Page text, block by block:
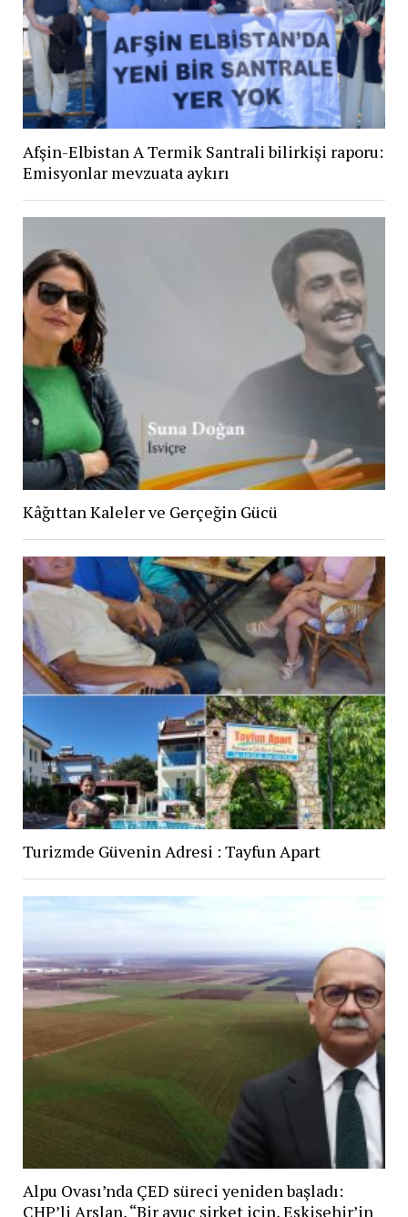
Afşin-Elbistan A Termik Santrali bilirkişi raporu:
Emisyonlar mevzuata aykırı
Kâğıttan Kaleler ve Gerçeğin Gücü
Turizmde Güvenin Adresi : Tayfun Apart
Alpu Ovası’nda ÇED süreci yeniden başladı:
CHP’li Arslan, “Bir avuç şirket için, Eskişehir’in